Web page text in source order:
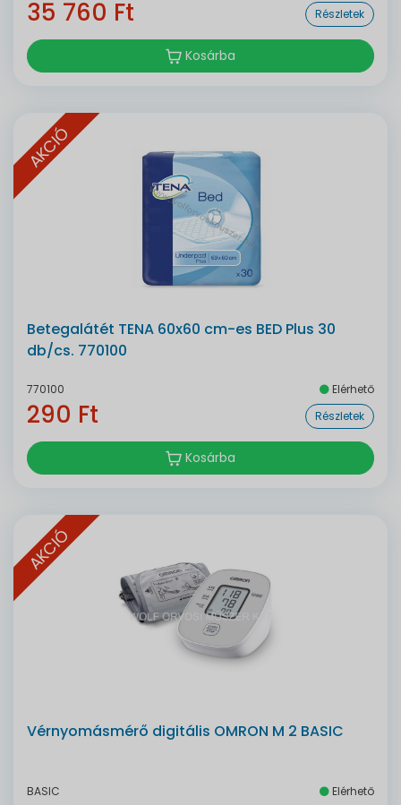
35 760 Ft Részletek
Kosárba
AKCIÓ
Betegalátét TENA 60x60 cm-es BED Plus 30
db/cs. 770100
770100 Elérhető
290 Ft Részletek
Kosárba
AKCIÓ
Vérnyomásmérő digitális OMRON M 2 BASIC
BASIC Elérhető